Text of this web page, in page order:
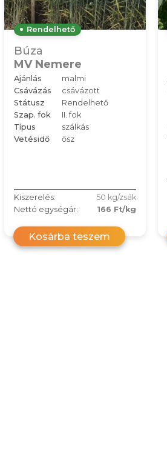
Rendelhető
Búza
MV Nemere
Ajánlás
malmi
Csávázás
csávázott
Státusz
Rendelhető
Szap. fok
II. fok
Típus
szálkás
Vetésidő
ősz
Kiszerelés:
50 kg/zsák
Nettó egységár:
166 Ft/kg
Kosárba teszem